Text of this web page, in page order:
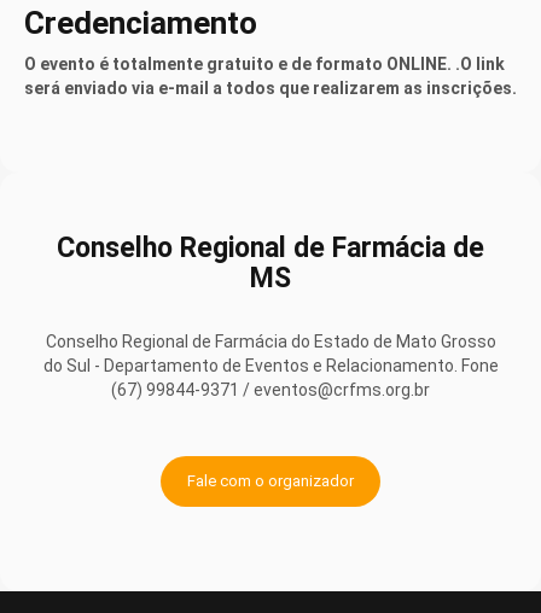
Credenciamento
O evento é totalmente gratuito e de formato ONLINE. .O link
será enviado via e-mail a todos que realizarem as inscrições.
Conselho Regional de Farmácia de
MS
Conselho Regional de Farmácia do Estado de Mato Grosso
do Sul - Departamento de Eventos e Relacionamento. Fone
(67) 99844-9371 / eventos@crfms.org.br
Fale com o organizador